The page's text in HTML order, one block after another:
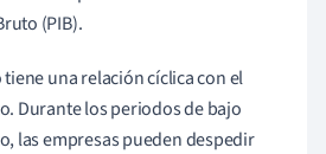
(PIB).
una relación cíclica con el
Durante los periodos de bajo
las empresas pueden despedir